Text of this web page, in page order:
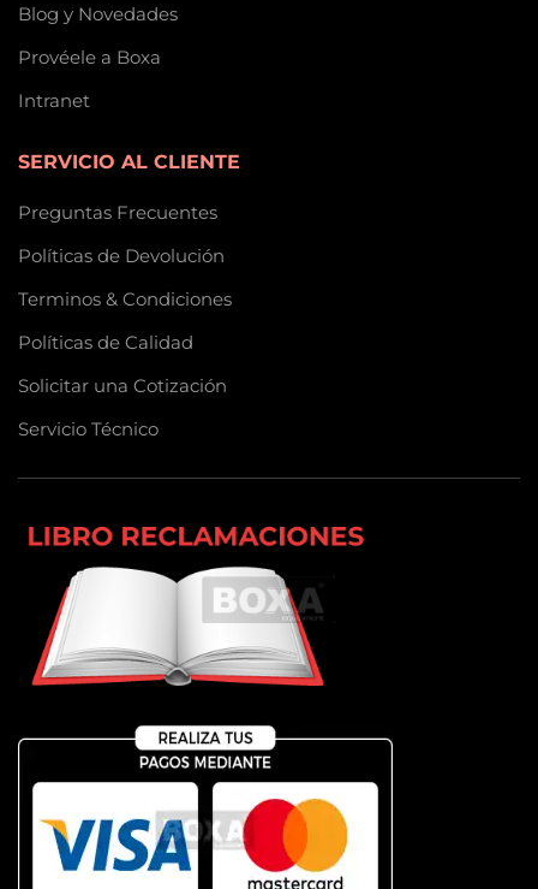
Blog y Novedades
Provéele a Boxa
Intranet
SERVICIO AL CLIENTE
Preguntas Frecuentes
Políticas de Devolución
Terminos & Condiciones
Políticas de Calidad
Solicitar una Cotización
Servicio Técnico